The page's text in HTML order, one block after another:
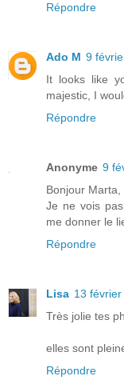
Répondre
Ado M 9
It looks like
majestic, I
Répondre
Anonyme 9
Bonjour Marta,
Je ne vois
me donner le
Répondre
Lisa 13
Très jolie tes
elles sont
Répondre